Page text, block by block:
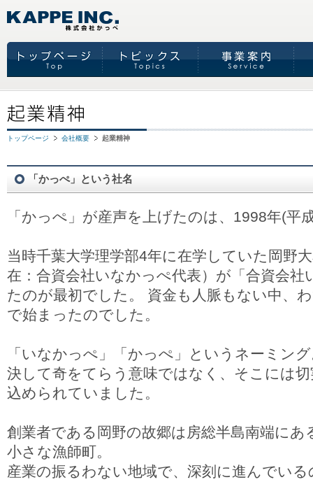
トップページ 会社概要 起業精神
「かっぺ」という社名
「かっぺ」が産声を上げたのは、1998年(平
当時千葉大学理学部4年に在学していた岡野
在：合資会社いなかっぺ代表）が「合資会社
たのが最初でした。 資金も人脈もない中、
で始まったのでした。
「いなかっぺ」「かっぺ」というネーミン
決して奇をてらう意味ではなく、そこには
込められていました。
創業者である岡野の故郷は房総半島南端にあ
小さな漁師町。
産業の振るわない地域で、深刻に進んでい